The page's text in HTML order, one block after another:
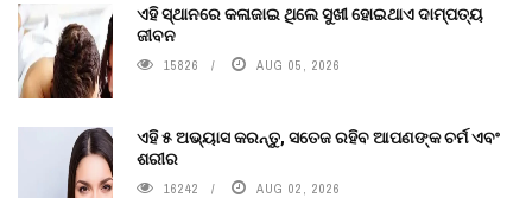
ଏହି ସ୍ଥାନରେ କଳାଜାଇ ଥିଲେ ସୁଖୀ ହୋଇଥାଏ ଦାମ୍ପତ୍ୟ
ଜୀବନ
15826 AUG 05, 2026
ଏହି ୫ ଅଭ୍ୟାସ କରନ୍ତୁ, ସତେଜ ରହିବ ଆପଣଙ୍କ ଚର୍ମ ଏବଂ
ଶରୀର
16242 AUG 02, 2026